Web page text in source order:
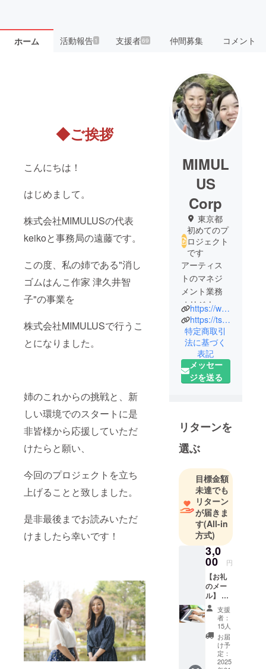
ホーム 活動報告1 支援者69 仲間募集 コメント
◆ご挨拶
こんにちは！
はじめまして。
株式会社MIMULUSの代表
keikoと事務局の遠藤です。
この度、私の姉である"消し
ゴムはんこ作家 津久井智
子"の事業を
株式会社MIMULUSで行うこ
とになりました。
姉のこれからの挑戦と、新
しい環境でのスタートに是
非皆様から応援していただ
けたらと願い、
今回のプロジェクトを立ち
上げることと致しました。
是非最後までお読みいただ
けましたら幸いです！
MIMUL
US
Corp
東京都
初めてのプ
ロジェクト
です
アーティス
トのマネジ
メント業務
オリジナル
グッズブラ
ンドの製造
販売 管理 業
独自研究(家
族構成論)を
ミナー カウ
ンセリング
の提供を行
ます。
https://www.mimulus.info
https://tsukuitomoko.com
特定商取引
法に基づく
表記
メッセー
ジを送る
リターンを
選ぶ
目標金額
未達でも
リターン
が届きま
す(All-in
方式)
3,0
00 円
【お礼
のメー
ル】 感
謝の気
持ちを
込めて
お礼の
メール
をお送
りいた
支援
者：
15人
お届
け予
定：
2025